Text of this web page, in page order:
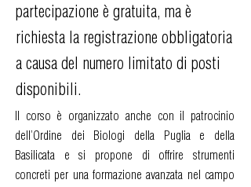
partecipazione è gratuita, ma è
richiesta la registrazione obbligatoria
a causa del numero limitato di posti
disponibili.
Il corso è organizzato anche con il patrocinio
dell’Ordine dei Biologi della Puglia e della
Basilicata e si propone di offrire strumenti
concreti per una formazione avanzata nel campo